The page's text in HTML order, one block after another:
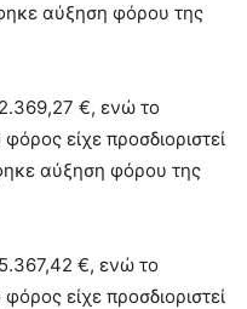
αύξηση φόρου της
€, ενώ το
είχε προσδιοριστεί
αύξηση φόρου της
€, ενώ το
είχε προσδιοριστεί